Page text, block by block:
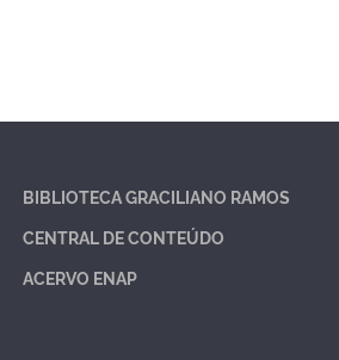
BIBLIOTECA GRACILIANO RAMOS
CENTRAL DE CONTEÚDO
ACERVO ENAP